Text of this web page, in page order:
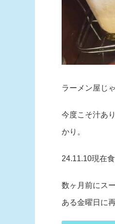
ラーメン屋じ
今度こそ汁あ
かり。
24.11.10現在
数ヶ月前にス
ある金曜日に